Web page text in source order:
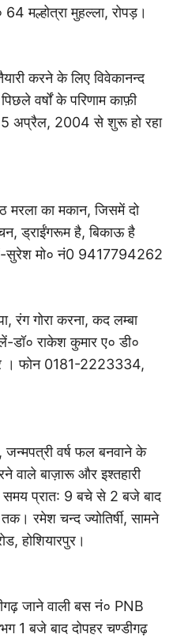
मल्होत्रा मुहल्ला, रोपड़।
करने के लिए विवेकानन्द
वर्षों के परिणाम काफ़ी
अप्रैल, 2004 से शुरू हो रहा
का मकान, जिसमें दो
ड्राईंगरूम है, बिकाऊ है
सुरेश मो० नं0 9417794262
रंग गोरा करना, कद लम्बा
डॉ० राकेश कुमार ए० डी०
। फोन 0181-2223334,
जन्मपत्री वर्ष फल बनवाने के
वाले बाज़ारू और इश्तहारी
समय प्रात: 9 बचे से 2 बजे बाद
रमेश चन्द ज्योतिर्षी, सामने
होशियारपुर।
जाने वाली बस नं० PNB
1 बजे बाद दोपहर चण्डीगढ़